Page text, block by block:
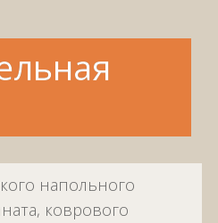
напольного
коврового